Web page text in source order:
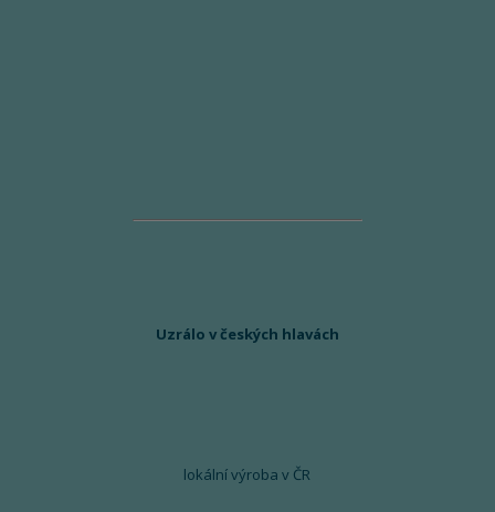
Uzrálo v českých hlavách
lokální výroba v ČR